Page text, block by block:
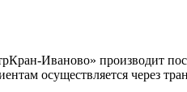
Иваново» производит
осуществляется через